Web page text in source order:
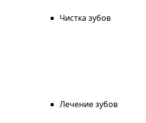
Чистка зубов
Лечение зубов